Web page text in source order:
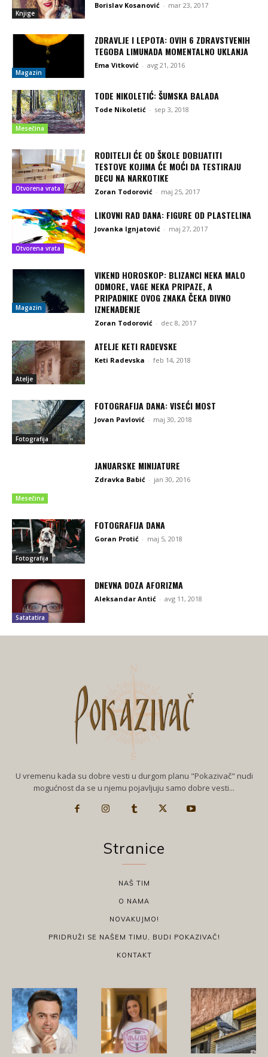
Knjige
Borislav Kosanović - mar 23, 2017
Magazin
ZDRAVLJE I LEPOTA: OVIH 6 ZDRAVSTVENIH
TEGOBA LIMUNADA MOMENTALNO UKLANJA
Ema Vitković - avg 21, 2016
Mesečina
TODE NIKOLETIĆ: ŠUMSKA BALADA
Tode Nikoletić - sep 3, 2018
Otvorena vrata
RODITELJI ĆE OD ŠKOLE DOBIJATITI
TESTOVE KOJIMA ĆE MOĆI DA TESTIRAJU
DECU NA NARKOTIKE
Zoran Todorović - maj 25, 2017
Otvorena vrata
LIKOVNI RAD DANA: FIGURE OD PLASTELINA
Jovanka Ignjatović - maj 27, 2017
Magazin
VIKEND HOROSKOP: BLIZANCI NEKA MALO
ODMORE, VAGE NEKA PRIPAZE, A
PRIPADNIKE OVOG ZNAKA ČEKA DIVNO
IZNENAĐENJE
Zoran Todorović - dec 8, 2017
Atelje
ATELJE KETI RADEVSKE
Keti Radevska - feb 14, 2018
Fotografija
FOTOGRAFIJA DANA: VISEĆI MOST
Jovan Pavlović - maj 30, 2018
Mesečina
JANUARSKE MINIJATURE
Zdravka Babić - jan 30, 2016
Fotografija
FOTOGRAFIJA DANA
Goran Protić - maj 5, 2018
Satatatira
DNEVNA DOZA AFORIZMA
Aleksandar Antić - avg 11, 2018
U vremenu kada su dobre vesti u durgom planu "Pokazivač" nudi
mogućnost da se u njemu pojavljuju samo dobre vesti...
Stranice
NAŠ TIM
O NAMA
NOVAKUJMO!
PRIDRUŽI SE NAŠEM TIMU, BUDI POKAZIVAČ!
KONTAKT